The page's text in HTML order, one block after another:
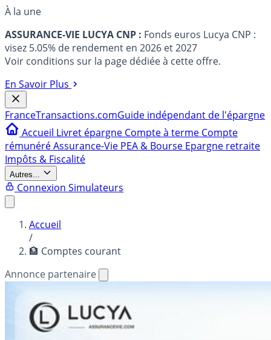
À la une
ASSURANCE-VIE LUCYA CNP : Fonds euros Lucya CNP :
visez 5.05% de rendement en 2026 et 2027
Voir conditions sur la page dédiée à cette offre.
En Savoir Plus
FranceTransactions.comGuide indépendant de l'épargne
Accueil Livret épargne Compte à terme Compte
rémunéréAssurance-Vie PEA & Bourse Epargne retraite
Impôts & Fiscalité
Autres...
Connexion Simulateurs
Accueil
/
🏦 Comptes courant
Annonce partenaire